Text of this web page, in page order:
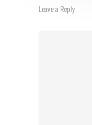
Leave a Reply